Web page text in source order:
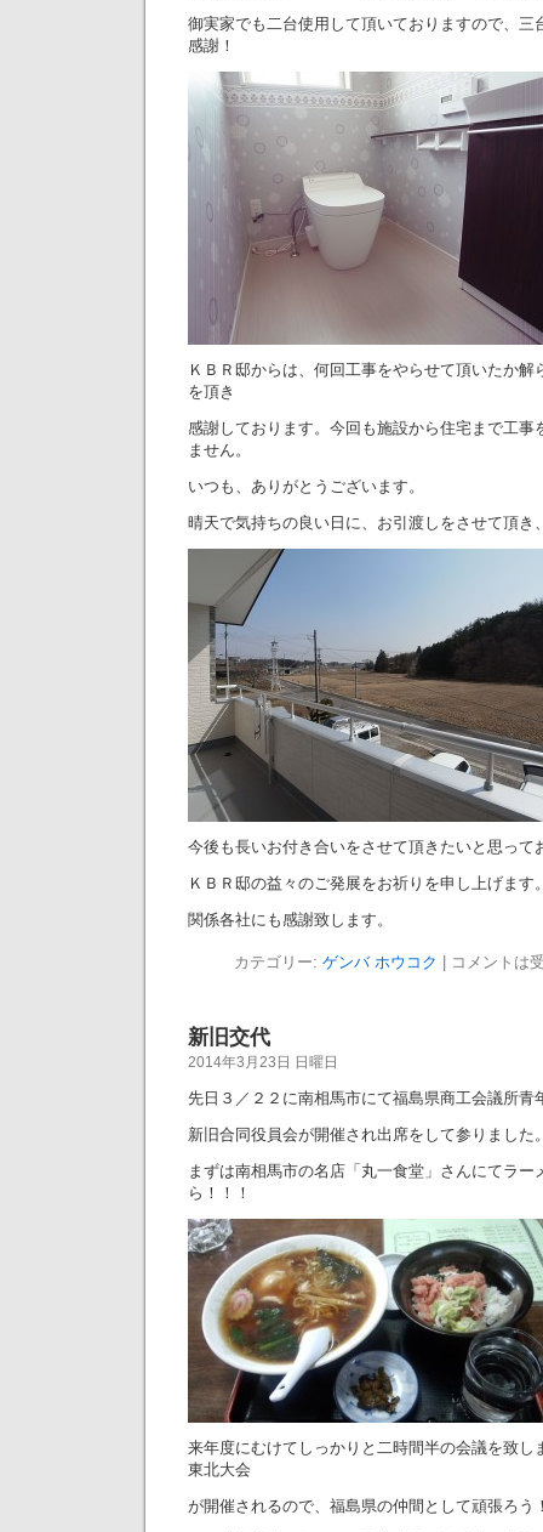
御実家でも二台使用して頂いておりますので、三
感謝！
ＫＢＲ邸からは、何回工事をやらせて頂いたか解
を頂き
感謝しております。今回も施設から住宅まで工事
ません。
いつも、ありがとうございます。
晴天で気持ちの良い日に、お引渡しをさせて頂き
今後も長いお付き合いをさせて頂きたいと思って
ＫＢＲ邸の益々のご発展をお祈りを申し上げます
関係各社にも感謝致します。
カテゴリー: ゲンバ ホウコク コメントは
新旧交代
2014年3月23日 日曜日
先日３／２２に南相馬市にて福島県商工会議所
新旧合同役員会が開催され出席をして参りました
まずは南相馬市の名店「丸一食堂」さんにてラー
ら！！！
来年度にむけてしっかりと二時間半の会議を致し
東北大会
が開催されるので、福島県の仲間として頑張ろう